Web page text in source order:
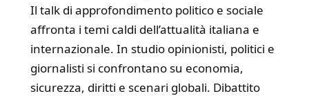
Il talk di approfondimento politico e sociale
affronta i temi caldi dell’attualità italiana e
internazionale. In studio opinionisti, politici e
giornalisti si confrontano su economia,
sicurezza, diritti e scenari globali. Dibattito